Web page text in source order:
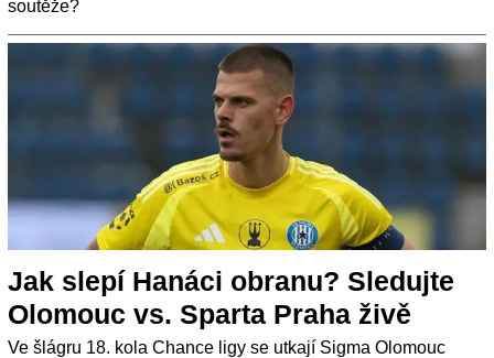
soutěže?
Jak slepí Hanáci obranu? Sledujte
Olomouc vs. Sparta Praha živě
Ve šlágru 18. kola Chance ligy se utkají Sigma Olomouc